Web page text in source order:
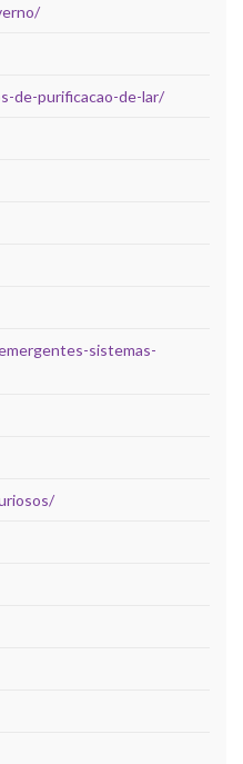
de-purificacao-de-lar/
sistemas-